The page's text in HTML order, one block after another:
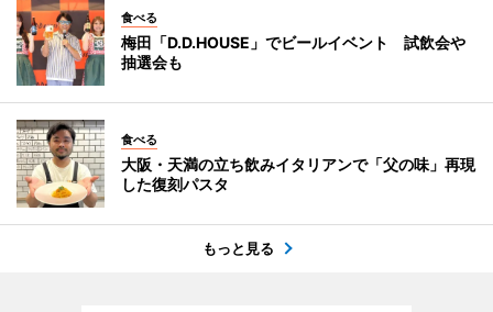
食べる
梅田「D.D.HOUSE」でビールイベント 試飲会や
抽選会も
食べる
大阪・天満の立ち飲みイタリアンで「父の味」再現
した復刻パスタ
もっと見る